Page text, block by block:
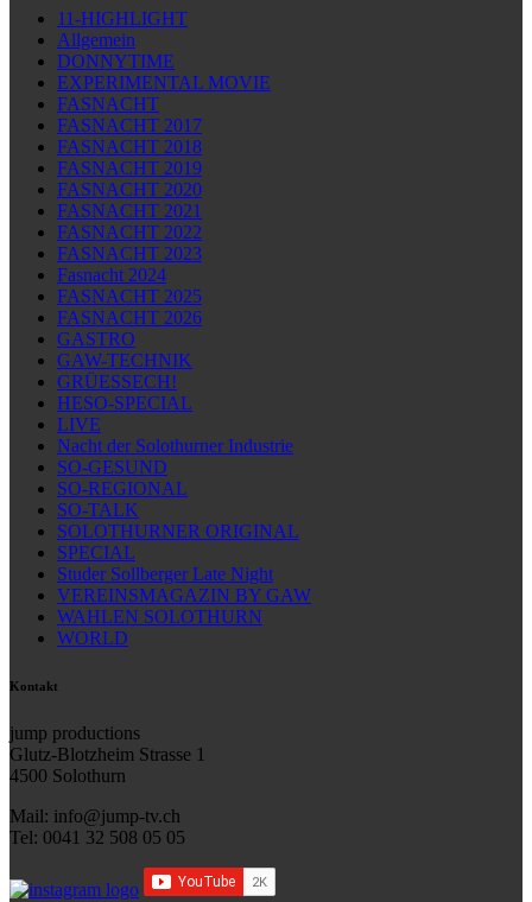
11-HIGHLIGHT
Allgemein
DONNYTIME
EXPERIMENTAL MOVIE
FASNACHT
FASNACHT 2017
FASNACHT 2018
FASNACHT 2019
FASNACHT 2020
FASNACHT 2021
FASNACHT 2022
FASNACHT 2023
Fasnacht 2024
FASNACHT 2025
FASNACHT 2026
GASTRO
GAW-TECHNIK
GRÜESSECH!
HESO-SPECIAL
LIVE
Nacht der Solothurner Industrie
SO-GESUND
SO-REGIONAL
SO-TALK
SOLOTHURNER ORIGINAL
SPECIAL
Studer Sollberger Late Night
VEREINSMAGAZIN BY GAW
WAHLEN SOLOTHURN
WORLD
Kontakt
jump productions
Glutz-Blotzheim Strasse 1
4500 Solothurn
Mail: info@jump-tv.ch
Tel: 0041 32 508 05 05